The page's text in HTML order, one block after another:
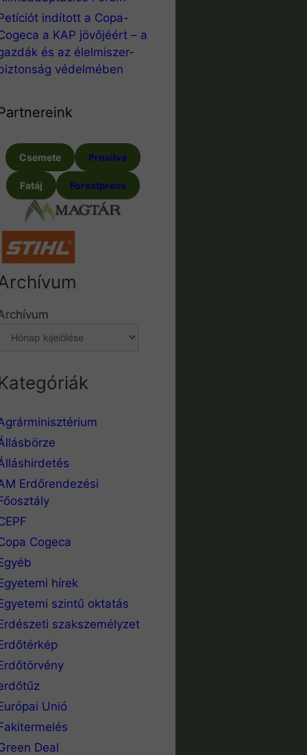
indított a Copa-
a KAP jövőjéért – a
és az élelmiszer-
védelmében
Csemete Prosilva
Fatáj Forestpress
Erdőrendezési
Cogeca
hírek
szintű oktatás
szakszemélyzet
Unió
Deal